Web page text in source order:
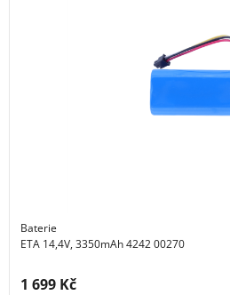
Baterie
ETA 14,4V, 3350mAh 4242 00270
Cena s DPH:
1 699 Kč